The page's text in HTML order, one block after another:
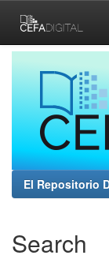
navigation
El Repositorio
Search